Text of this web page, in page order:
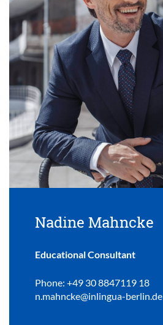
Nadine Mahncke
Educational Consultant
Phone: +49 30 8847119 18
n.mahncke@inlingua-berlin.de